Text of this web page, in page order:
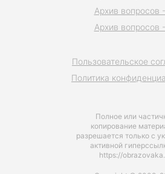
Полное или
копирование
разрешается только с
активной
https://
Пользовательское
Политика
Архив вопросов -
Архив вопросов